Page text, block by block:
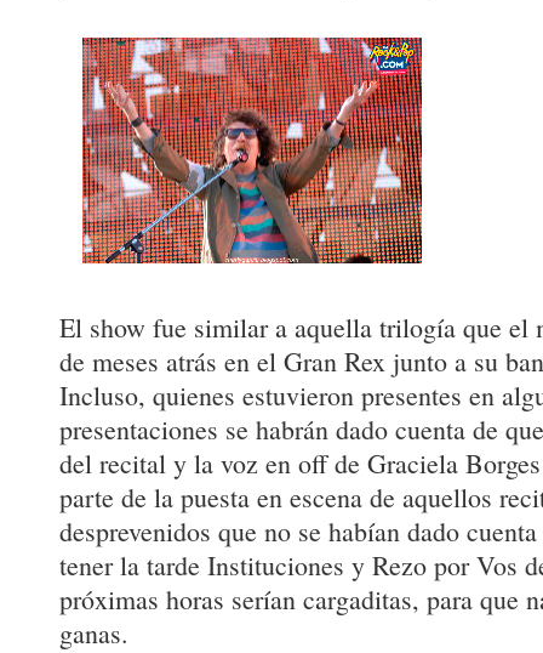
El show fue similar a aquella trilogía que el
de meses atrás en el Gran Rex junto a su
Incluso, quienes estuvieron presentes en
presentaciones se habrán dado cuenta de
del recital y la voz en off de Graciela
parte de la puesta en escena de aquellos
desprevenidos que no se habían dado
tener la tarde Instituciones y Rezo por Vos
próximas horas serían cargaditas, para que
ganas.